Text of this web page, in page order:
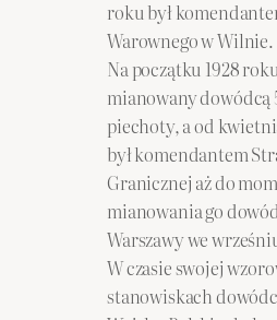
roku był
Warownego w Wilnie.
Na początku 1928
mianowany dowódcą
piechoty, a od
był komendantem
Granicznej aż do
mianowania go
Warszawy we
W czasie swojej
stanowiskach